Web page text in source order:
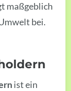
maßgeblich
bei.
ist ein